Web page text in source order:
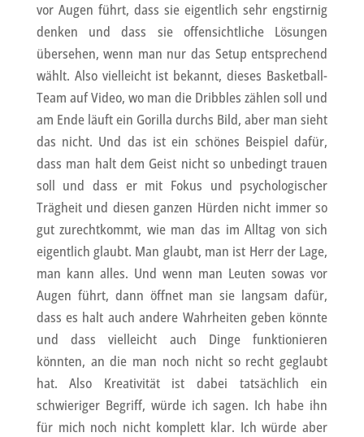
vor Augen führt, dass sie eigentlich sehr engstirnig
denken und dass sie offensichtliche Lösungen
übersehen, wenn man nur das Setup entsprechend
wählt. Also vielleicht ist bekannt, dieses Basketball-
Team auf Video, wo man die Dribbles zählen soll und
am Ende läuft ein Gorilla durchs Bild, aber man sieht
das nicht. Und das ist ein schönes Beispiel dafür,
dass man halt dem Geist nicht so unbedingt trauen
soll und dass er mit Fokus und psychologischer
Trägheit und diesen ganzen Hürden nicht immer so
gut zurechtkommt, wie man das im Alltag von sich
eigentlich glaubt. Man glaubt, man ist Herr der Lage,
man kann alles. Und wenn man Leuten sowas vor
Augen führt, dann öffnet man sie langsam dafür,
dass es halt auch andere Wahrheiten geben könnte
und dass vielleicht auch Dinge funktionieren
könnten, an die man noch nicht so recht geglaubt
hat. Also Kreativität ist dabei tatsächlich ein
schwieriger Begriff, würde ich sagen. Ich habe ihn
für mich noch nicht komplett klar. Ich würde aber